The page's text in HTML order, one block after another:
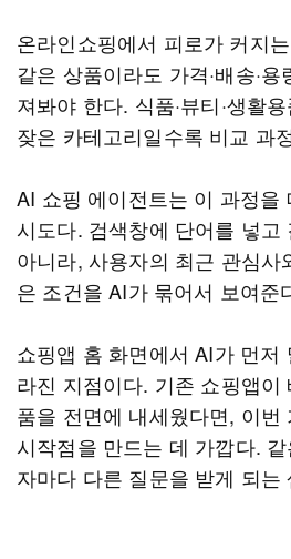
온라인쇼핑에서 피로가 커지
같은 상품이라도 가격·배송·용
져봐야 한다. 식품·뷰티·생활
잦은 카테고리일수록 비교 과
AI 쇼핑 에이전트는 이 과정을
시도다. 검색창에 단어를 넣고
아니라, 사용자의 최근 관심사
은 조건을 AI가 묶어서 보여준
쇼핑앱 홈 화면에서 AI가 먼저
라진 지점이다. 기존 쇼핑앱이
품을 전면에 내세웠다면, 이번
시작점을 만드는 데 가깝다.
자마다 다른 질문을 받게 되는